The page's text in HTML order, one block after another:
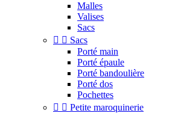
Malles
Valises
Sacs
  Sacs
Porté main
Porté épaule
Porté bandoulière
Porté dos
Pochettes
  Petite maroquinerie